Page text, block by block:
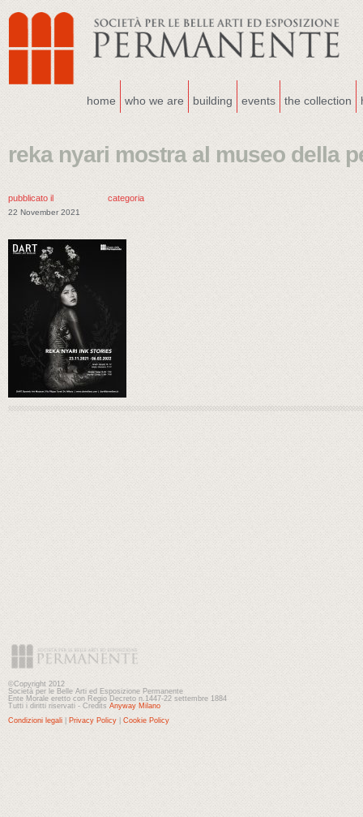
home who we are building events the collection
reka nyari mostra al museo della
pubblicato il
22 November 2021
categoria
©Copyright 2012
Società per le Belle Arti ed Esposizione Permanente
Ente Morale eretto con Regio Decreto n.1447-22 settembre 1884
Tutti i diritti riservati - Credits Anyway Milano
Condizioni legali
Privacy Policy Cookie Policy